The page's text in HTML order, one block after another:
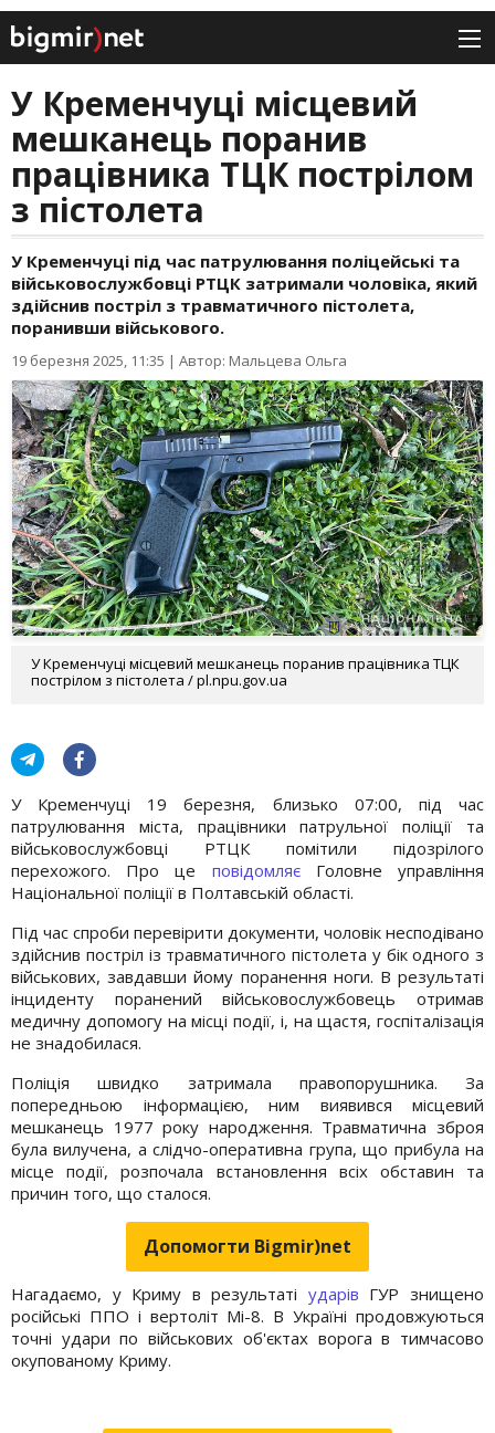
У Кременчуці місцевий
мешканець поранив
працівника ТЦК пострілом
з пістолета
У Кременчуці під час патрулювання поліцейські та
військовослужбовці РТЦК затримали чоловіка, який
здійснив постріл з травматичного пістолета,
поранивши військового.
19 березня 2025, 11:35 | Автор: Мальцева Ольга
У Кременчуці місцевий мешканець поранив працівника ТЦК
пострілом з пістолета / pl.npu.gov.ua
У Кременчуці 19 березня, близько 07:00, під час
патрулювання міста, працівники патрульної поліції та
військовослужбовці РТЦК помітили підозрілого
перехожого. Про це повідомляєГоловне управління
Національної поліції в Полтавській області.
Під час спроби перевірити документи, чоловік несподівано
здійснив постріл із травматичного пістолета у бік одного з
військових, завдавши йому поранення ноги. В результаті
інциденту поранений військовослужбовець отримав
медичну допомогу на місці події, і, на щастя, госпіталізація
не знадобилася.
Поліція швидко затримала правопорушника. За
попередньою інформацією, ним виявився місцевий
мешканець 1977 року народження. Травматична зброя
була вилучена, а слідчо-оперативна група, що прибула на
місце події, розпочала встановлення всіх обставин та
причин того, що сталося.
Допомогти Bigmir)net
Нагадаємо, у Криму в результаті ударів ГУР знищено
російські ППО і вертоліт Мі-8. В Україні продовжуються
точні удари по військових об'єктах ворога в тимчасово
окупованому Криму.